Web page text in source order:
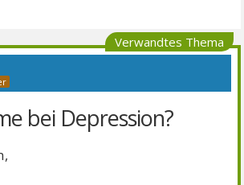
Verwandtes Thema
bei Depression?